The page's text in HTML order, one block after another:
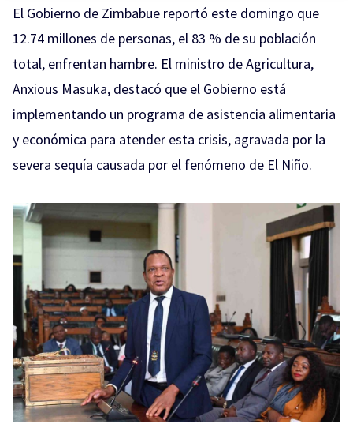
El Gobierno de Zimbabue reportó este domingo que
12.74 millones de personas, el 83 % de su población
total, enfrentan hambre. El ministro de Agricultura,
Anxious Masuka, destacó que el Gobierno está
implementando un programa de asistencia alimentaria
y económica para atender esta crisis, agravada por la
severa sequía causada por el fenómeno de El Niño.